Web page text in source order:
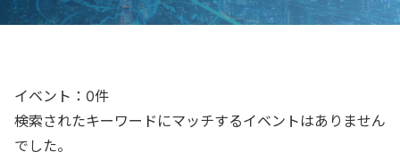
イベント：0件
検索されたキーワードにマッチするイベントはありません
でした。